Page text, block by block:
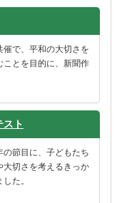
で、平和の大切さを
ことを目的に、新聞作
スト
の節目に、子どもたち
大切さを考えるきっか
た。